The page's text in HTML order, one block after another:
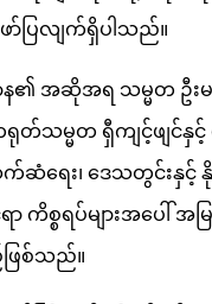
ာ်ပြလျက်ရှိပါသည်။
န၏ အဆိုအရ သမ္မတ ဦး
တ်သမ္မတ ရှီကျင့်ဖျင်နှ
ဆက်ဆံရေး၊ ဒေသတွင်းနှင့်
ကိစ္စရပ်များအပေါ် အ
ဖြစ်သည်။